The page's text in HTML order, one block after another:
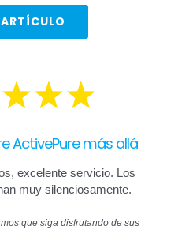
ActivePure más allá
excelente servicio. Los
muy silenciosamente.
que siga disfrutando de sus